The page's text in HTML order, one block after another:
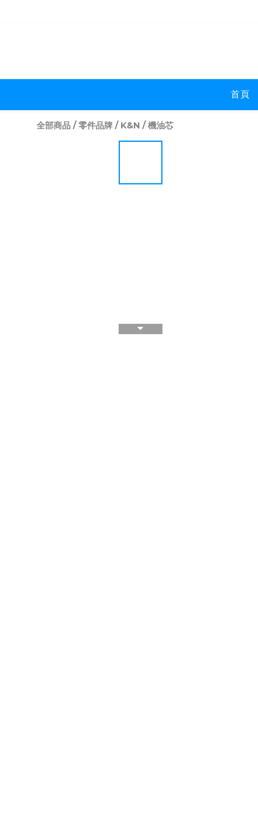
首頁
全部商品 /零件品牌 / K&N /機油芯